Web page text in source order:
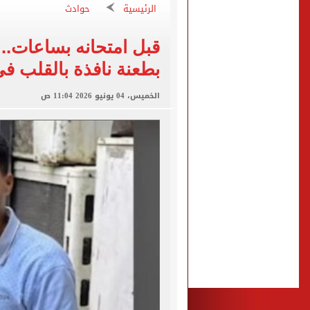
"تنظيم الاتصالات":
الكشف عن قصر محمد صلاح
الاتحاد التركي يمنح
الرئيسية حوادث
قبل امتحانه
بطعنة نافذة بالقلب
الخميس، 04 يونيو 2026 11:04 ص